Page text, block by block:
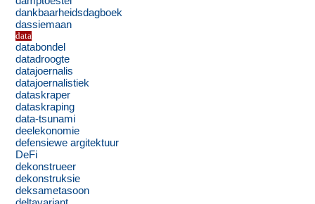
dankbaarheidsdagboek
dassiemaan
data
databondel
datadroogte
datajoernalis
datajoernalistiek
dataskraper
dataskraping
data-tsunami
deelekonomie
defensiewe argitektuur
DeFi
dekonstrueer
dekonstruksie
deksametasoon